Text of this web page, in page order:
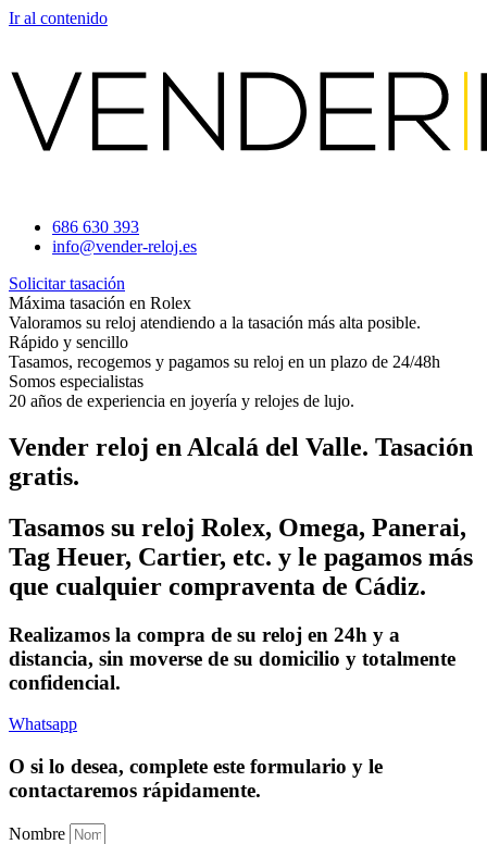
Ir al contenido
686 630 393
info@vender-reloj.es
Solicitar tasación
Máxima tasación en Rolex
Valoramos su reloj atendiendo a la tasación más alta posible.
Rápido y sencillo
Tasamos, recogemos y pagamos su reloj en un plazo de 24/48h
Somos especialistas
20 años de experiencia en joyería y relojes de lujo.
Vender reloj en Alcalá del Valle. Tasación
gratis.
Tasamos su reloj Rolex, Omega, Panerai,
Tag Heuer, Cartier, etc. y le pagamos más
que cualquier compraventa de Cádiz.
Realizamos la compra de su reloj en 24h y a
distancia, sin moverse de su domicilio y totalmente
confidencial.
Whatsapp
O si lo desea, complete este formulario y le
contactaremos rápidamente.
Nombre